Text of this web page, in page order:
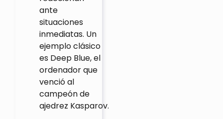
ante
situaciones
inmediatas. Un
ejemplo clásico
es Deep Blue, el
ordenador que
venció al
campeón de
ajedrez Kasparov.